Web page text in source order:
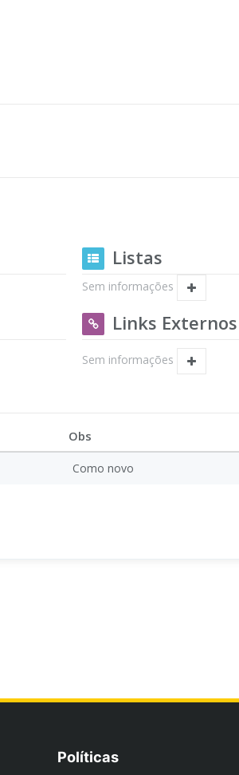
Listas
Sem informações
Links Externos
Sem informações
Obs
Como novo
Políticas